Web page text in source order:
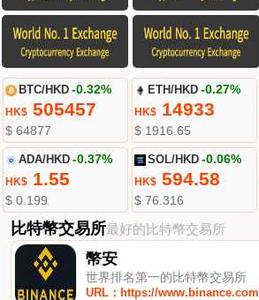
BTC/HKD -0.32%
HK$505457
$ 64877
ETH/HKD -0.27%
HK$ 14933
$ 1916.65
ADA/HKD -0.37%
HK$1.55
$ 0.199
SOL/HKD -0.06%
HK$ 594.58
$ 76.316
比特幣交易所最好的比特幣交易所
幣安
世界排名第一的比特幣交易所
URL：https://www.binance.com